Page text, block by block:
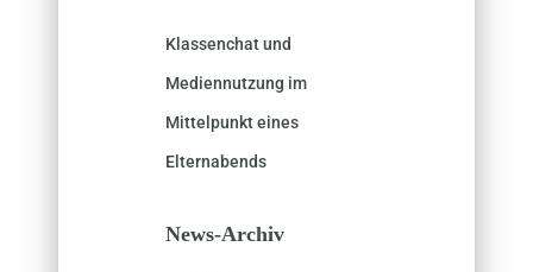
Klassenchat und
Mediennutzung im
Mittelpunkt eines
Elternabends
News-Archiv